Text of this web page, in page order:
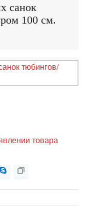
санок
100 см.
товара